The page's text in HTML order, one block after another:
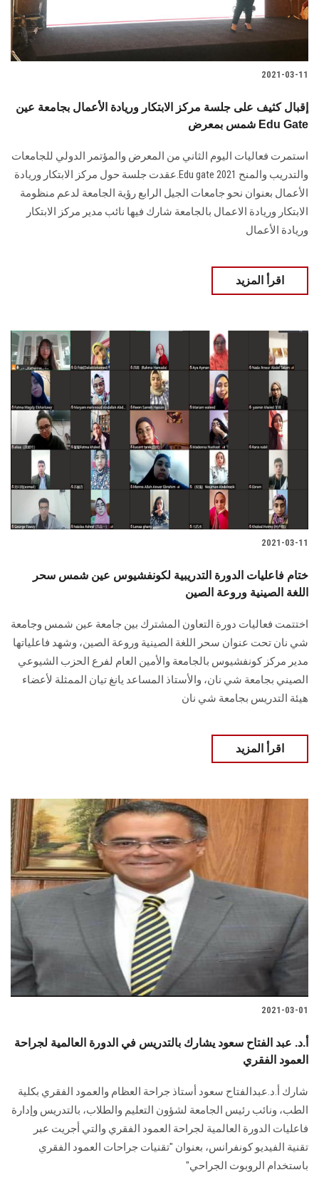
2021-03-11
إقبال كثيف على جلسة مركز الابتكار وريادة الأعمال بجامعة عين
شمس بمعرض Edu Gate
استمرت فعاليات اليوم الثاني من المعرض والمؤتمر الدولي للجامعات
والتدريب والمنح Edu gate 2021.عقدت جلسة حول مركز الابتكار وريادة
الأعمال بعنوان نحو جامعات الجيل الرابع رؤية الجامعة لدعم منظومة
الابتكار وريادة الاعمال بالجامعة شارك فيها نائب مدير مركز الابتكار
وريادة الأعمال
اقرأ المزيد
2021-03-11
ختام فاعليات الدورة التدريبية لكونفشيوس عين شمس سحر
اللغة الصينية وروعة الصين
اختتمت فعاليات دورة التعاون المشترك بين جامعة عين شمس وجامعة
شي نان تحت عنوان سحر اللغة الصينية وروعة الصين، وشهد فاعلياتها
مدير مركز كونفشيوس بالجامعة والأمين العام لفرع الحزب الشيوعي
الصيني بجامعة شي نان، والأستاذ المساعد يانغ تيان الممثلة لأعضاء
هيئة التدريس بجامعة شي نان
اقرأ المزيد
2021-03-01
أ.د. عبد الفتاح سعود يشارك بالتدريس في الدورة العالمية لجراحة
العمود الفقري
شارك أ.د.عبدالفتاح سعود أستاذ جراحة العظام والعمود الفقري بكلية
الطب، ونائب رئيس الجامعة لشؤون التعليم والطلاب، بالتدريس وإدارة
فاعليات الدورة العالمية لجراحة العمود الفقري والتي أجريت عبر
تقنية الفيديو كونفرانس، بعنوان "تقنيات جراحات العمود الفقري
باستخدام الروبوت الجراحي"